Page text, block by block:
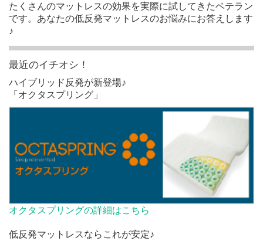
たくさんのマットレスの効果を実際に試してきたベテラン
です。あなたの低反発マットレスのお悩みにお答えします
♪
最近のイチオシ！
ハイブリッド反発が新登場♪
「オクタスプリング」
オクタスプリングの詳細はこちら
低反発マットレスならこれが安定♪